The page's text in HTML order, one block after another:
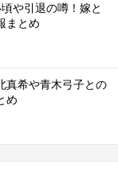
や引退の噂！嫁と
まとめ
真希や青木弓子との
め